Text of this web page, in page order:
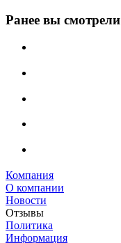
Ранее вы смотрели
Компания
О компании
Новости
Отзывы
Политика
Информация